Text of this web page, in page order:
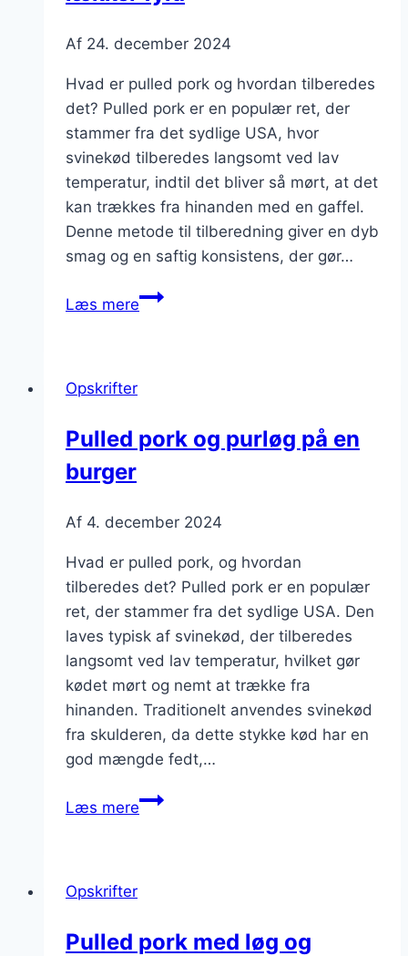
Af 24. december 2024
Hvad er pulled pork og hvordan tilberedes
det? Pulled pork er en populær ret, der
stammer fra det sydlige USA, hvor
svinekød tilberedes langsomt ved lav
temperatur, indtil det bliver så mørt, at det
kan trækkes fra hinanden med en gaffel.
Denne metode til tilberedning giver en dyb
smag og en saftig konsistens, der gør…
Læs merePulled
Opskrifter
Pulled pork og purløg på en
burger
Af 4. december 2024
Hvad er pulled pork, og hvordan
tilberedes det? Pulled pork er en populær
ret, der stammer fra det sydlige USA. Den
laves typisk af svinekød, der tilberedes
langsomt ved lav temperatur, hvilket gør
kødet mørt og nemt at trække fra
hinanden. Traditionelt anvendes svinekød
fra skulderen, da dette stykke kød har en
god mængde fedt,…
Læs merePulled
burger
Opskrifter
Pulled pork med løg og